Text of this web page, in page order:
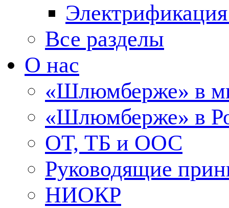
Все разделы
О нас
«Шлюмберже» в
«Шлюмберже» в
ОТ, ТБ и ООС
Руководящие
НИОКР